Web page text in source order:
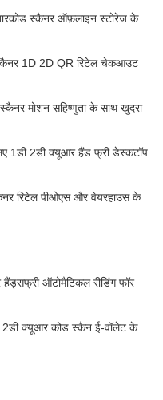
स्कैनर ऑफ़लाइन स्टोरेज के
1D 2D QR रिटेल चेकआउट
मोशन सहिष्णुता के साथ खुदरा
1डी 2डी क्यूआर हैंड फ्री डेस्कटॉप
रिटेल पीओएस और वेयरहाउस के
ऑटोमैटिकल रीडिंग फॉर
2डी क्यूआर कोड स्कैन ई-वॉलेट के